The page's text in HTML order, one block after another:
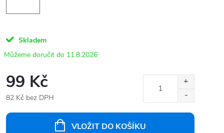
Skladem
11.8.2026
99 Kč
82 Kč bez DPH
VLOŽIT DO KOŠÍKU